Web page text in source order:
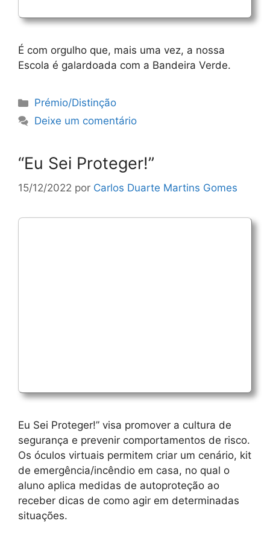
É com orgulho que, mais uma vez, a nossa
Escola é galardoada com a Bandeira Verde.
Categorias
Prémio/Distinção
Deixe um comentário
“Eu Sei Proteger!”
15/12/2022 por Carlos Duarte Martins Gomes
Eu Sei Proteger!” visa promover a cultura de
segurança e prevenir comportamentos de risco.
Os óculos virtuais permitem criar um cenário, kit
de emergência/incêndio em casa, no qual o
aluno aplica medidas de autoproteção ao
receber dicas de como agir em determinadas
situações.